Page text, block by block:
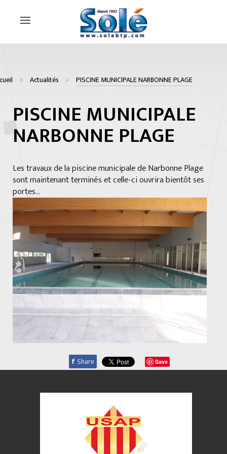
Actualités PISCINE MUNICIPALE NARBONNE PLAGE
PISCINE MUNICIPALE
NARBONNE PLAGE
Les travaux de la piscine municipale de Narbonne Plage
sont maintenant terminés et celle-ci ouvrira bientôt ses
portes...
f Share Save